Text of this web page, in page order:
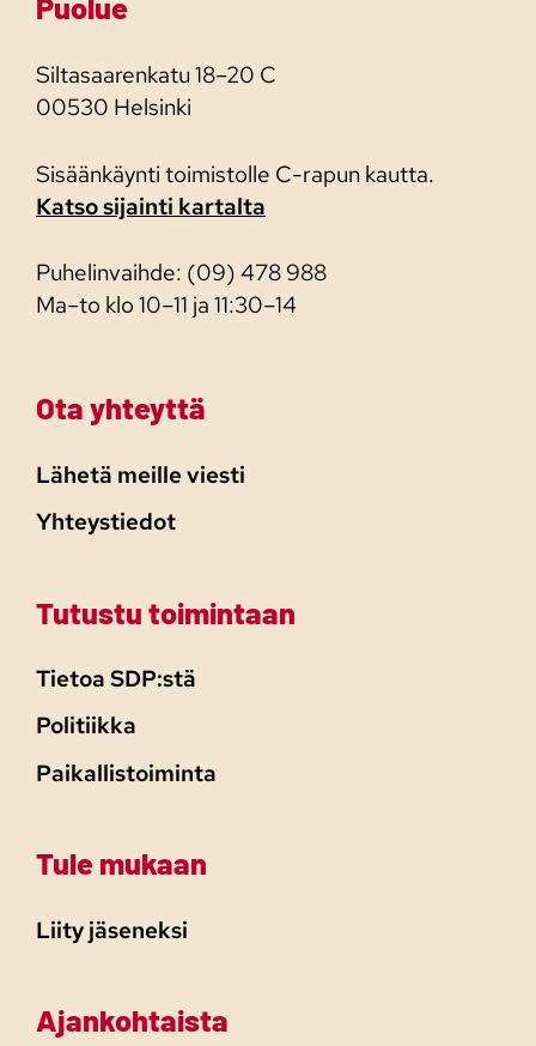
Siltasaarenkatu 18–20 C
00530 Helsinki
Sisäänkäynti toimistolle C-rapun kautta.
Katso sijainti kartalta
Puhelinvaihde: (09) 478 988
Ma–to klo 10–11 ja 11:30–14
Ota yhteyttä
Lähetä meille viesti
Yhteystiedot
Tutustu toimintaan
Tietoa SDP:stä
Politiikka
Paikallistoiminta
Tule mukaan
Liity jäseneksi
Ajankohtaista